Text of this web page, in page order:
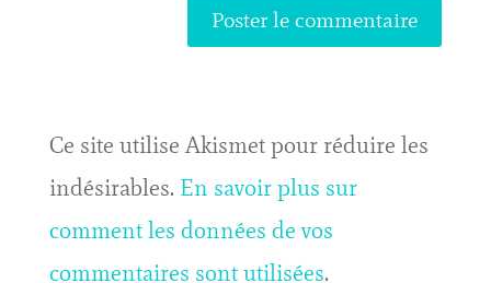
Ce site utilise Akismet pour réduire les
indésirables. En savoir plus sur
comment les données de vos
commentaires sont utilisées.